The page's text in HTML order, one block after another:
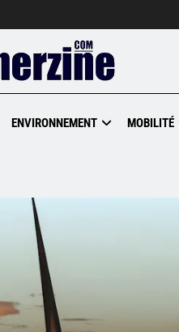
ENVIRONNEMENT MOBILITÉ